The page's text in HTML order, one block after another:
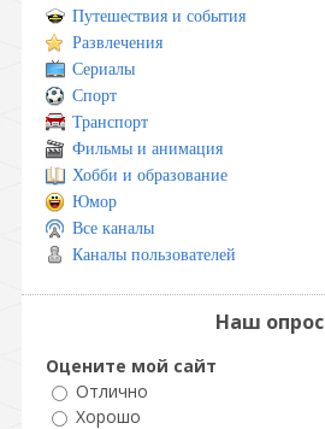
Путешествия и события
Развлечения
Сериалы
Спорт
Транспорт
Фильмы и анимация
Хобби и образование
Юмор
Все каналы
Каналы пользователей
Наш опрос
Оцените мой сайт
Отлично
Хорошо